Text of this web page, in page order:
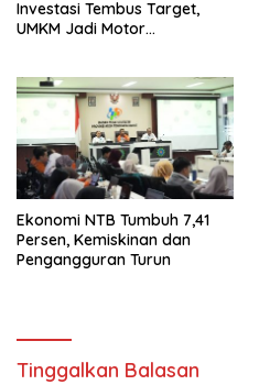
Investasi Tembus Target,
UMKM Jadi Motor
Ekonomi NTB Tumbuh 7,41
Persen, Kemiskinan dan
Pengangguran Turun
Tinggalkan Balasan